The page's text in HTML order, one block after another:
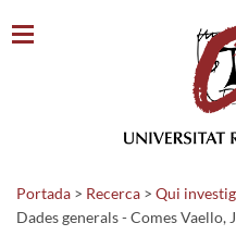
Portada > Recerca > Qui
Dades generals - Comes Vaello,